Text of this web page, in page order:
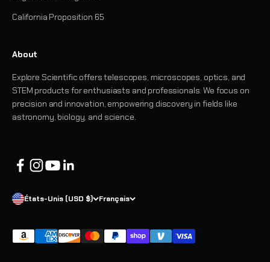
California Proposition 65
About
Explore Scientific offers telescopes, microscopes, optics, and
STEM products for enthusiasts and professionals. We focus on
precision and innovation, empowering discovery in fields like
astronomy, biology, and science.
États-Unis (USD $) Français